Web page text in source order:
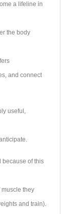
a lifeline in
the body
and connect
useful,
because of this
they
and train).